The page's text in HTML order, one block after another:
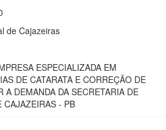
de Cajazeiras
ESPECIALIZADA EM
DE CATARATA E CORREÇÃO DE
A DEMANDA DA SECRETARIA DE
CAJAZEIRAS - PB